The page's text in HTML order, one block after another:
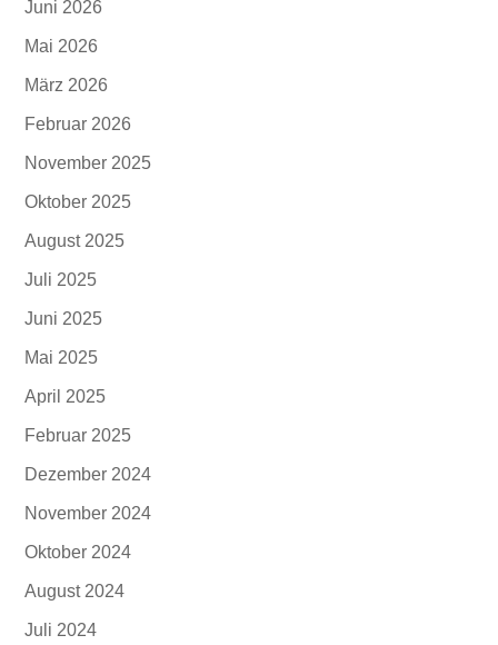
Juni 2026
Mai 2026
März 2026
Februar 2026
November 2025
Oktober 2025
August 2025
Juli 2025
Juni 2025
Mai 2025
April 2025
Februar 2025
Dezember 2024
November 2024
Oktober 2024
August 2024
Juli 2024